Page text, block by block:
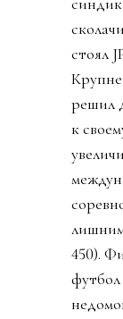
стоял
решил
к
450).
футбол